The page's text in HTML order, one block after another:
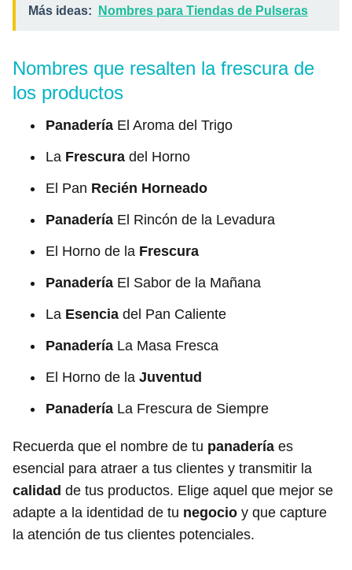
Más ideas: Nombres para Tiendas de Pulseras
Nombres que resalten la frescura de
los productos
Panadería El Aroma del Trigo
La Frescura del Horno
El Pan Recién Horneado
Panadería El Rincón de la Levadura
El Horno de la Frescura
Panadería El Sabor de la Mañana
La Esencia del Pan Caliente
Panadería La Masa Fresca
El Horno de la Juventud
Panadería La Frescura de Siempre
Recuerda que el nombre de tu panadería es
esencial para atraer a tus clientes y transmitir la
calidad de tus productos. Elige aquel que mejor se
adapte a la identidad de tu negocio y que capture
la atención de tus clientes potenciales.